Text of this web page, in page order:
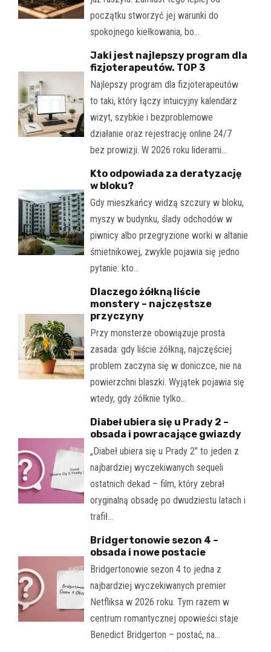
początku stworzyć jej warunki do
spokojnego kiełkowania, bo…
Jaki jest najlepszy program dla
fizjoterapeutów. TOP 3
Najlepszy program dla fizjoterapeutów
to taki, który łączy intuicyjny kalendarz
wizyt, szybkie i bezproblemowe
działanie oraz rejestrację online 24/7
bez prowizji. W 2026 roku liderami…
Kto odpowiada za deratyzację
w bloku?
Gdy mieszkańcy widzą szczury w bloku,
myszy w budynku, ślady odchodów w
piwnicy albo przegryzione worki w altanie
śmietnikowej, zwykle pojawia się jedno
pytanie: kto…
Dlaczego żółkną liście
monstery – najczęstsze
przyczyny
Przy monsterze obowiązuje prosta
zasada: gdy liście żółkną, najczęściej
problem zaczyna się w doniczce, nie na
powierzchni blaszki. Wyjątek pojawia się
wtedy, gdy żółknie tylko…
Diabeł ubiera się u Prady 2 –
obsada i powracające gwiazdy
„Diabeł ubiera się u Prady 2" to jeden z
najbardziej wyczekiwanych sequeli
ostatnich dekad – film, który zebrał
oryginalną obsadę po dwudziestu latach i
trafił…
Bridgertonowie sezon 4 –
obsada i nowe postacie
Bridgertonowie sezon 4 to jedna z
najbardziej wyczekiwanych premier
Netfliksa w 2026 roku. Tym razem w
centrum romantycznej opowieści staje
Benedict Bridgerton – postać, na…